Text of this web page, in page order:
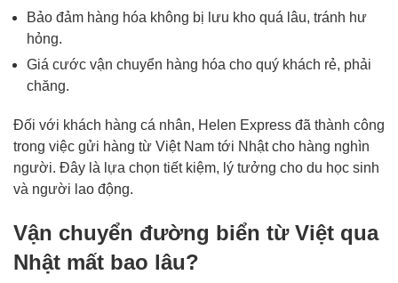
Bảo đảm hàng hóa không bị lưu kho quá lâu, tránh hư
hỏng.
Giá cước vận chuyển hàng hóa cho quý khách rẻ, phải
chăng.
Đối với khách hàng cá nhân, Helen Express đã thành công
trong việc gửi hàng từ Việt Nam tới Nhật cho hàng nghìn
người. Đây là lựa chọn tiết kiệm, lý tưởng cho du học sinh
và người lao động.
Vận chuyển đường biển từ Việt qua
Nhật mất bao lâu?